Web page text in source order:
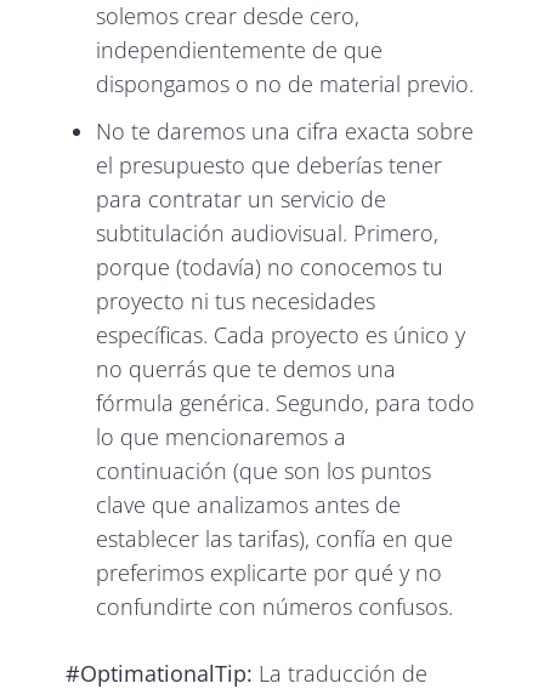
solemos crear desde cero,
independientemente de que
dispongamos o no de material previo.
No te daremos una cifra exacta sobre
el presupuesto que deberías tener
para contratar un servicio de
subtitulación audiovisual. Primero,
porque (todavía) no conocemos tu
proyecto ni tus necesidades
específicas. Cada proyecto es único y
no querrás que te demos una
fórmula genérica. Segundo, para todo
lo que mencionaremos a
continuación (que son los puntos
clave que analizamos antes de
establecer las tarifas), confía en que
preferimos explicarte por qué y no
confundirte con números confusos.
#OptimationalTip: La traducción de